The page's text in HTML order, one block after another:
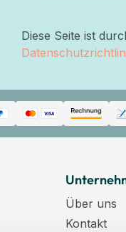
Diese Seite ist
Über uns
Kontakt